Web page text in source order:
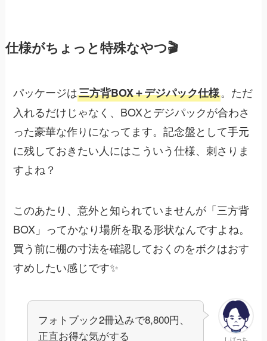
仕様がちょっと特殊なやつ🎬
パッケージは三方背BOX＋デジパック仕様。ただ
入れるだけじゃなく、BOXとデジパックが合わさ
った豪華な作りになってます。記念盤として手元
に残しておきたい人にはこういう仕様、刺さりま
すよね？
このあたり、意外と知られていませんが「三方背
BOX」ってかなり場所を取る形状なんですよね。
買う前に棚の寸法を確認しておくのをボクはおす
すめしたい感じです✨
しげっち
フォトブック2冊込みで8,800円、
正直お得な気がする